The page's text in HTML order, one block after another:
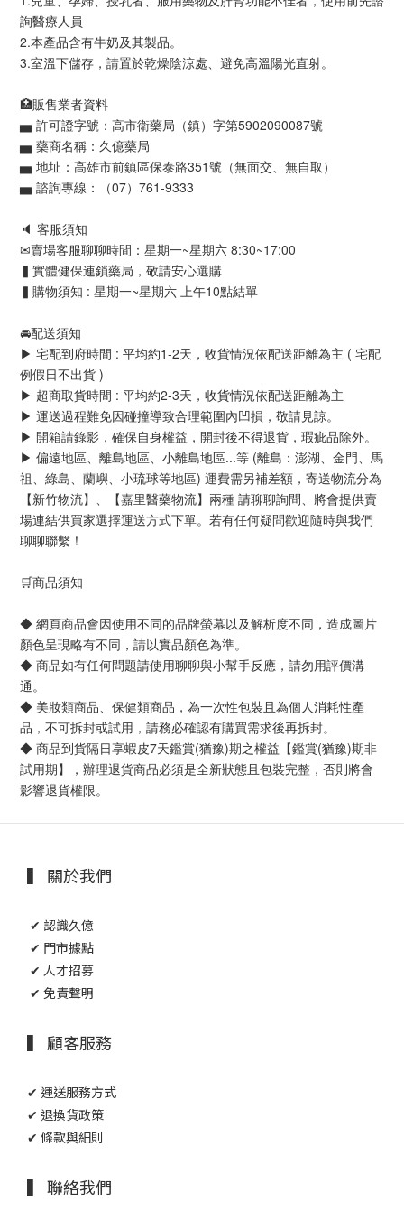
詢醫療人員
2.本產品含有牛奶及其製品。
3.室溫下儲存，請置於乾燥陰涼處、避免高溫陽光直射。
🏥販售業者資料
▅ 許可證字號：高市衛藥局（鎮）字第5902090087號
▅ 藥商名稱：久億藥局
▅ 地址：高雄市前鎮區保泰路351號（無面交、無自取）
▅ 諮詢專線：（07）761-9333
🔈 客服須知
✉賣場客服聊聊時間：星期一~星期六 8:30~17:00
▍實體健保連鎖藥局，敬請安心選購
▍購物須知 : 星期一~星期六 上午10點結單
🚘配送須知
▶ 宅配到府時間 : 平均約1-2天，收貨情況依配送距離為主 ( 宅配
例假日不出貨 )
▶ 超商取貨時間 : 平均約2-3天，收貨情況依配送距離為主
▶ 運送過程難免因碰撞導致合理範圍內凹損，敬請見諒。
▶ 開箱請錄影，確保自身權益，開封後不得退貨，瑕疵品除外。
▶ 偏遠地區、離島地區、小離島地區...等 (離島：澎湖、金門、馬
祖、綠島、蘭嶼、小琉球等地區) 運費需另補差額，寄送物流分為
【新竹物流】、【嘉里醫藥物流】兩種 請聊聊詢問、將會提供賣
場連結供買家選擇運送方式下單。若有任何疑問歡迎隨時與我們
聊聊聯繫！
🛒商品須知
◆ 網頁商品會因使用不同的品牌螢幕以及解析度不同，造成圖片
顏色呈現略有不同，請以實品顏色為準。
◆ 商品如有任何問題請使用聊聊與小幫手反應，請勿用評價溝
通。
◆ 美妝類商品、保健類商品，為一次性包裝且為個人消耗性產
品，不可拆封或試用，請務必確認有購買需求後再拆封。
◆ 商品到貨隔日享蝦皮7天鑑賞(猶豫)期之權益【鑑賞(猶豫)期非
試用期】，辦理退貨商品必須是全新狀態且包裝完整，否則將會
影響退貨權限。
▍ 關於我們
✔ 認識久億
✔ 門市據點
✔ 人才招募
✔ 免責聲明
▍ 顧客服務
✔ 運送服務方式
✔ 退換貨政策
✔ 條款與細則
▍ 聯絡我們